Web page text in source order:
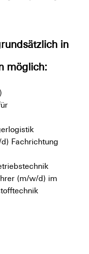
in
möglich:
Fachrichtung
(m/w/d) im